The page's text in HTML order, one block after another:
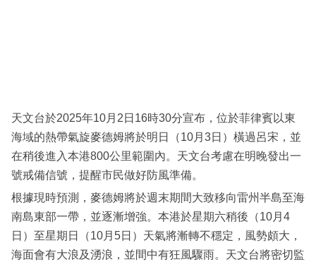
天文台於2025年10月2日16時30分宣布，位於菲律賓以東
海域的熱帶氣旋麥德姆將於明日（10月3日）橫過呂宋，並
在稍後進入本港800公里範圍內。天文台考慮在明晚發出一
號戒備信號，提醒市民做好防風準備。
根據現時預測，麥德姆將於週末期間大致移向雷州半島至海
南島東部一帶，並逐漸增強。本港於星期六稍後（10月4
日）至星期日（10月5日）天氣將漸轉不穩定，風勢頗大，
海面會有大浪及湧浪，並間中有狂風驟雨。天文台將密切監